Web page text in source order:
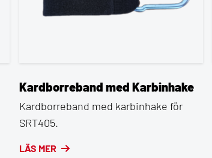
Kardborreband med Karbinhake
Kardborreband med karbinhake för
SRT405.
LÄS MER